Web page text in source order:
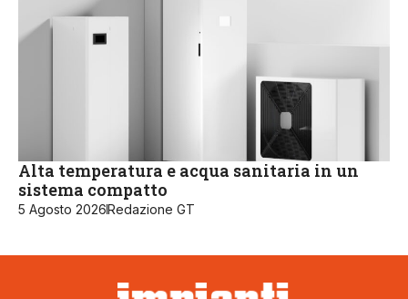
Alta temperatura e acqua sanitaria in un
sistema compatto
5 Agosto 2026Redazione GT